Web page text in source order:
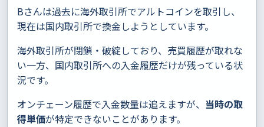
Bさんは過去に海外取引所でアルトコインを取引し、
現在は国内取引所で換金しようとしています。
海外取引所が閉鎖・破綻しており、売買履歴が取れな
い一方、国内取引所への入金履歴だけが残っている状
況です。
オンチェーン履歴で入金数量は追えますが、 当時の取
得単価が特定できないことがあります。